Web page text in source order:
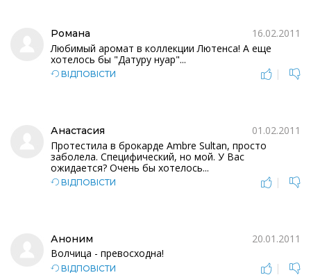
Романа
16.02.2011
Любимый аромат в коллекции Лютенса! А еще
хотелось бы "Датуру нуар"...
ВІДПОВІСТИ |
Анастасия
01.02.2011
Протестила в брокарде Ambre Sultan, просто
заболела. Специфический, но мой. У Вас
ожидается? Очень бы хотелось...
ВІДПОВІСТИ |
Аноним
20.01.2011
Волчица - превосходна!
ВІДПОВІСТИ |